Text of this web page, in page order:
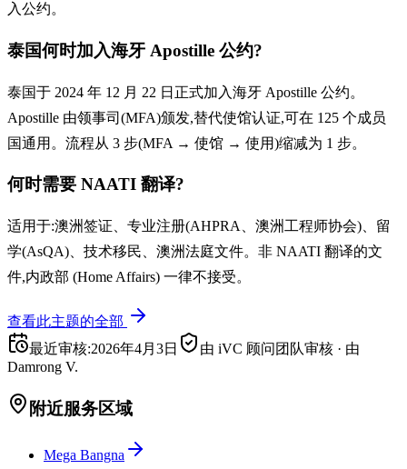
入公约。
泰国何时加入海牙 Apostille 公约?
泰国于 2024 年 12 月 22 日正式加入海牙 Apostille 公约。
Apostille 由领事司(MFA)颁发,替代使馆认证,可在 125 个成员
国通用。流程从 3 步(MFA → 使馆 → 使用)缩减为 1 步。
何时需要 NAATI 翻译?
适用于:澳洲签证、专业注册(AHPRA、澳洲工程师协会)、留
学(AsQA)、技术移民、澳洲法庭文件。非 NAATI 翻译的文
件,内政部 (Home Affairs) 一律不接受。
查看此主题的全部
最近审核:2026年4月3日 由 iVC 顾问团队审核 · 由
Damrong V.
附近服务区域
Mega Bangna